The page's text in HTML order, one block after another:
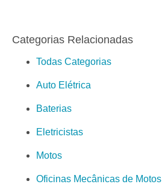
Categorias Relacionadas
Todas Categorias
Auto Elétrica
Baterias
Eletricistas
Motos
Oficinas Mecânicas de Motos